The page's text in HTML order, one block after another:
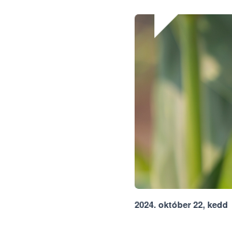
2024. október 22, kedd